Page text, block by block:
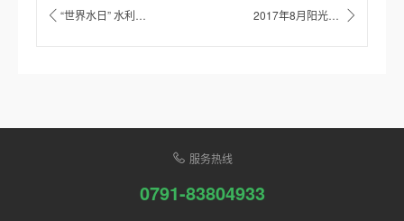
“世界水日” 水利部称中国将实行水资源消耗总量和强度双控行动 2017年8月阳光行-快乐游之越南芽庄行
服务热线
0791-83804933